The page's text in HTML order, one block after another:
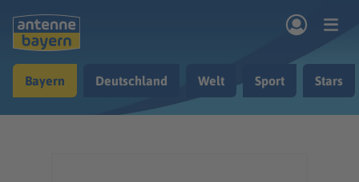
Musik & Radio
Bayern Deutschland Welt Sport Stars